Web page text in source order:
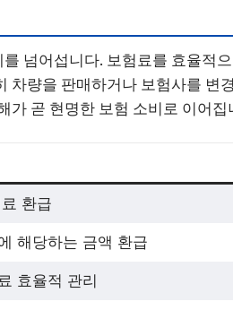
넘어섭니다. 보험료를 효율적
차량을 판매하거나 보험사를 변
가 곧 현명한 보험 소비로 이어집
환급
해당하는 금액 환급
효율적 관리